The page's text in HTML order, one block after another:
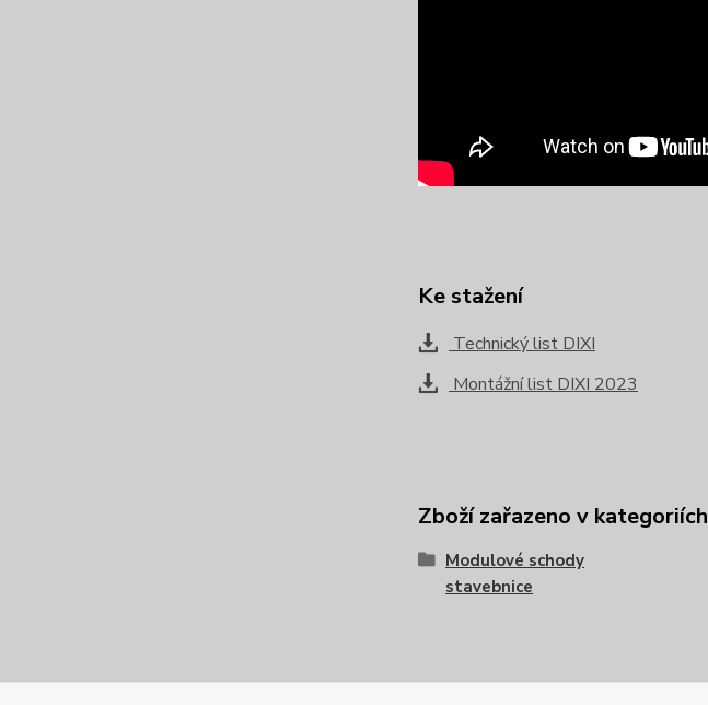
Ke stažení
Technický list DIXI
Montážní list DIXI 2023
Zboží zařazeno v kategoriích
Modulové schody
stavebnice